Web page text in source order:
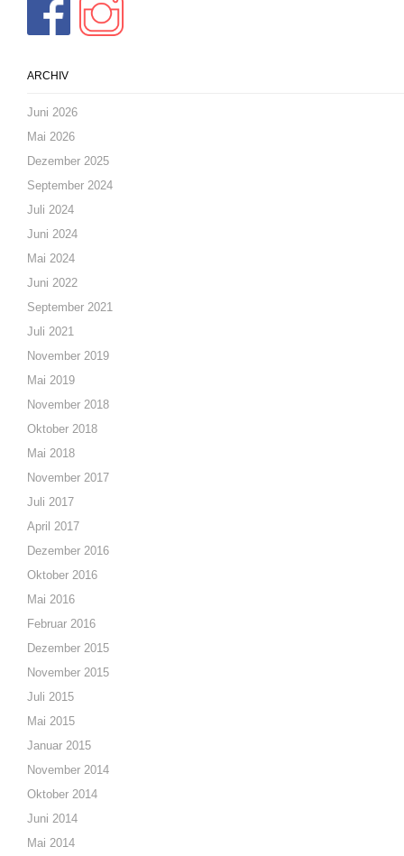
ARCHIV
Juni 2026
Mai 2026
Dezember 2025
September 2024
Juli 2024
Juni 2024
Mai 2024
Juni 2022
September 2021
Juli 2021
November 2019
Mai 2019
November 2018
Oktober 2018
Mai 2018
November 2017
Juli 2017
April 2017
Dezember 2016
Oktober 2016
Mai 2016
Februar 2016
Dezember 2015
November 2015
Juli 2015
Mai 2015
Januar 2015
November 2014
Oktober 2014
Juni 2014
Mai 2014